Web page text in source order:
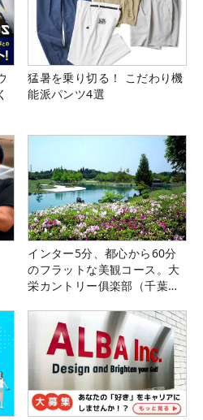
猛暑を乗り切る！ こだわり機
能派パンツ4選
インター5分、都心から60分
のフラットな美観コース。大
栄カントリー俱楽部（千葉